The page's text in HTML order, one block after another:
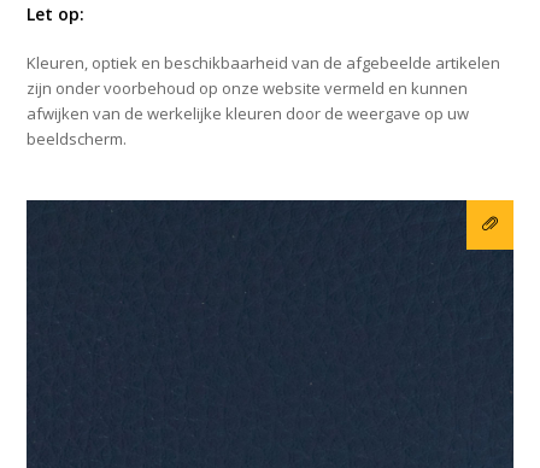
Let op:
Kleuren, optiek en beschikbaarheid van de afgebeelde artikelen
zijn onder voorbehoud op onze website vermeld en kunnen
afwijken van de werkelijke kleuren door de weergave op uw
beeldscherm.